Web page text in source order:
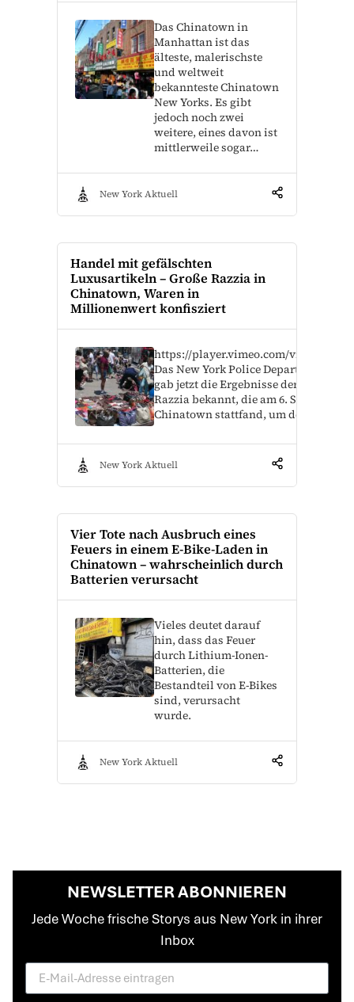
Das Chinatown in
Manhattan ist das
älteste, malerischste
und weltweit
bekannteste Chinatown
New Yorks. Es gibt
jedoch noch zwei
weitere, eines davon ist
mittlerweile sogar…
New York Aktuell
Handel mit gefälschten
Luxusartikeln – Große Razzia in
Chinatown, Waren in
Millionenwert konfisziert
https://player.vimeo.com/video/
Das New York Police Department
gab jetzt die Ergebnisse der massiven
Razzia bekannt, die am 6. September
Chinatown stattfand, um dem
New York Aktuell
Vier Tote nach Ausbruch eines
Feuers in einem E-Bike-Laden in
Chinatown – wahrscheinlich durch
Batterien verursacht
Vieles deutet darauf
hin, dass das Feuer
durch Lithium-Ionen-
Batterien, die
Bestandteil von E-Bikes
sind, verursacht
wurde.
New York Aktuell
NEWSLETTER ABONNIEREN
Jede Woche frische Storys aus New York in ihrer
Inbox